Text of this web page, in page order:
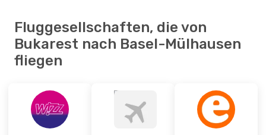
Fluggesellschaften, die von
Bukarest nach Basel-Mülhausen
fliegen